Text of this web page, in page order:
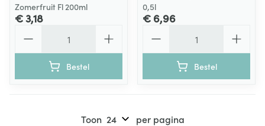
Zomerfruit Fl 200ml
€ 3,18
Bestel
0,5l
€ 6,96
Bestel
Toon per pagina